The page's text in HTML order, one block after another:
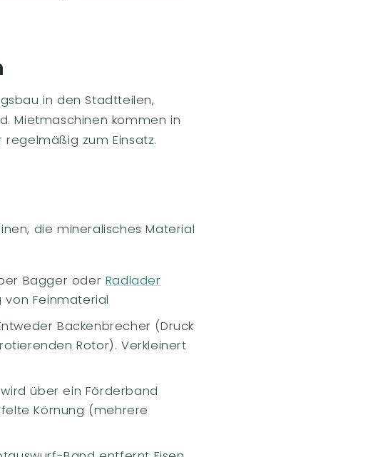
in den Stadtteilen,
Mietmaschinen kommen in
zum Einsatz.
die mineralisches Material
Bagger oder Radlader
Feinmaterial
Backenbrecher (Druck
Rotor). Verkleinert
über ein Förderband
Körnung (mehrere